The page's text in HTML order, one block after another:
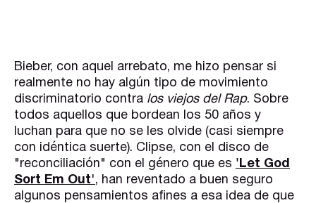
Bieber, con aquel arrebato, me hizo pensar si
realmente no hay algún tipo de movimiento
discriminatorio contra los viejos del Rap. Sobre
todos aquellos que bordean los 50 años y
luchan para que no se les olvide (casi siempre
con idéntica suerte). Clipse, con el disco de
"reconciliación" con el género que es 'Let God
Sort Em Out', han reventado a buen seguro
algunos pensamientos afines a esa idea de que